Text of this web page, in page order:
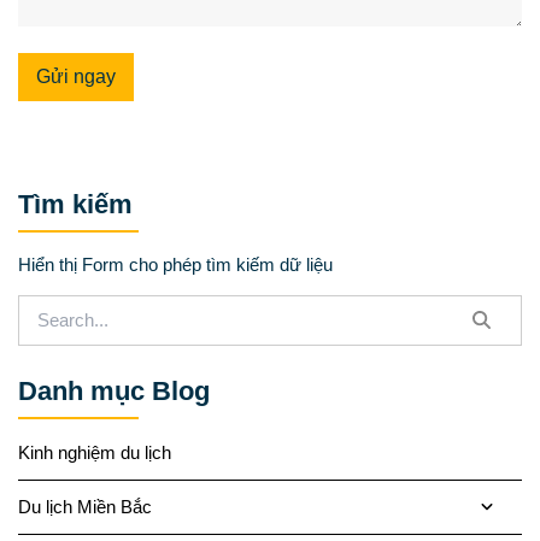
Gửi ngay
Tìm kiếm
Hiển thị Form cho phép tìm kiếm dữ liệu
Danh mục Blog
Kinh nghiệm du lịch
Du lịch Miền Bắc